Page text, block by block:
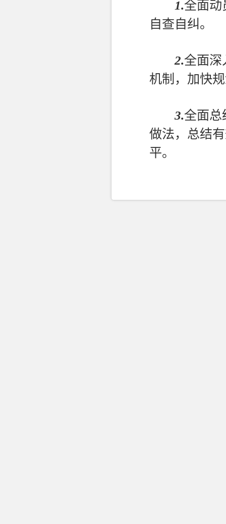
1.全面动
自查自纠。
2.全面深
机制，加快
3.全面总
做法，总结
平。